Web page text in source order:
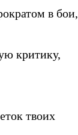
в бои,
критику,
твоих